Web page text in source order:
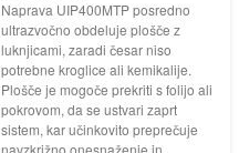
Naprava UIP400MTP posredno
ultrazvočno obdeluje plošče z
luknjicami, zaradi česar niso
potrebne kroglice ali kemikalije.
Plošče je mogoče prekriti s folijo ali
pokrovom, da se ustvari zaprt
sistem, kar učinkovito preprečuje
navzkrižno onesnaženje in